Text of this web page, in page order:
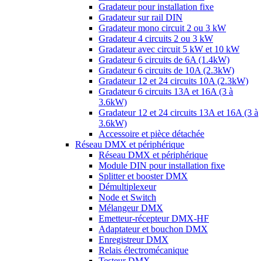
Gradateur pour installation fixe
Gradateur sur rail DIN
Gradateur mono circuit 2 ou 3 kW
Gradateur 4 circuits 2 ou 3 kW
Gradateur avec circuit 5 kW et 10 kW
Gradateur 6 circuits de 6A (1.4kW)
Gradateur 6 circuits de 10A (2.3kW)
Gradateur 12 et 24 circuits 10A (2.3kW)
Gradateur 6 circuits 13A et 16A (3 à
3.6kW)
Gradateur 12 et 24 circuits 13A et 16A (3 à
3.6kW)
Accessoire et pièce détachée
Réseau DMX et périphérique
Réseau DMX et périphérique
Module DIN pour installation fixe
Splitter et booster DMX
Démultiplexeur
Node et Switch
Mélangeur DMX
Emetteur-récepteur DMX-HF
Adaptateur et bouchon DMX
Enregistreur DMX
Relais électromécanique